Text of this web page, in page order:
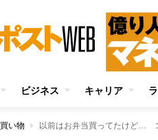
ビジネス キャリア
買い物 以前はお弁当買ってたけど…